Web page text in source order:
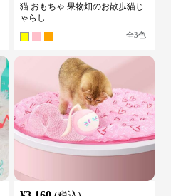
猫 おもちゃ 果物畑のお散歩猫じ
ゃらし
全3色